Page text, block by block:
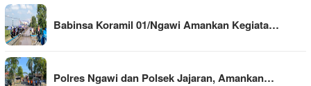
Babinsa Koramil 01/Ngawi Amankan Kegiata…
Polres Ngawi dan Polsek Jajaran, Amankan…